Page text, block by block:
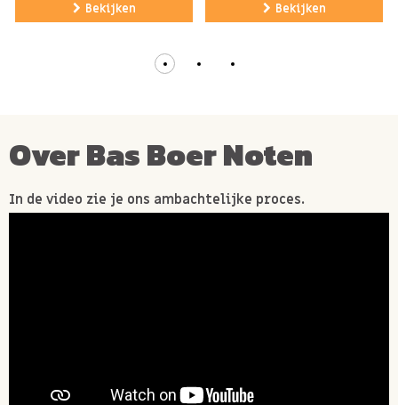
Bekijken Bekijken
Over Bas Boer Noten
In de video zie je ons ambachtelijke proces.